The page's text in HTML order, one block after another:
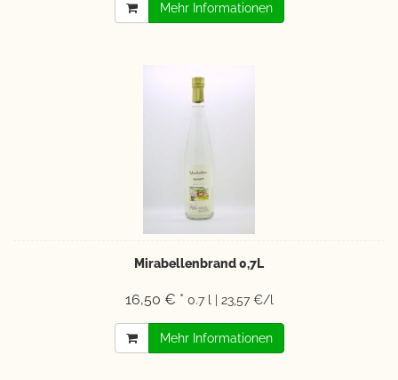
Mehr Informationen
Mirabellenbrand 0,7L
16,50 € * 0.7 l | 23,57 €/l
Mehr Informationen